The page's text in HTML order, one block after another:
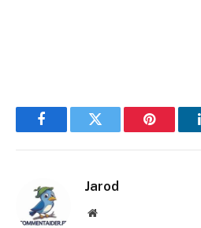
FacebookTwitter Pinterest
Jarod
Site